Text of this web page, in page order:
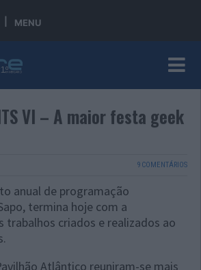
MENU
VI – A maior festa geek
9 COMENTÁRIOS
anual de programação
termina hoje com a
trabalhos criados e realizados ao
Atlântico reuniram-se mais